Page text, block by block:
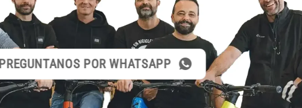
PREGUNTANOS POR WHATSAPP